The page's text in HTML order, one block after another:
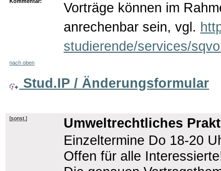
Vorträge können im
anrechenbar sein, vgl.
studierende/services/
nach oben
Stud.IP / Änderungsformular
[sonst.]
Umweltrechtliches
Einzeltermine Do 18-20
Offen für alle